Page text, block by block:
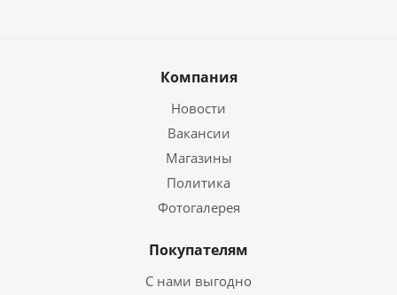
Компания
Новости
Вакансии
Магазины
Политика
Фотогалерея
Покупателям
С нами выгодно